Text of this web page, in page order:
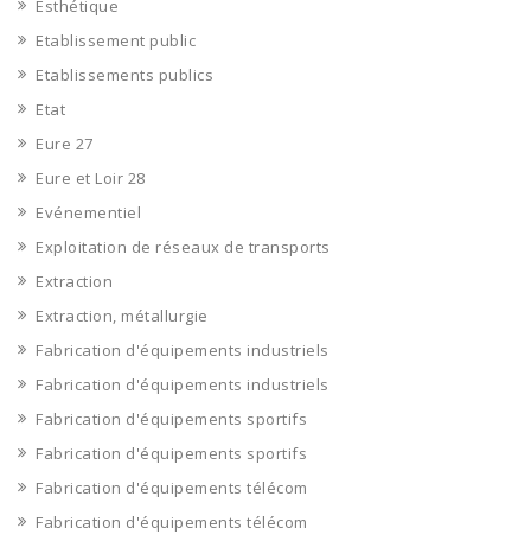
Esthétique
Etablissement public
Etablissements publics
Etat
Eure 27
Eure et Loir 28
Evénementiel
Exploitation de réseaux de transports
Extraction
Extraction, métallurgie
Fabrication d'équipements industriels
Fabrication d'équipements industriels
Fabrication d'équipements sportifs
Fabrication d'équipements sportifs
Fabrication d'équipements télécom
Fabrication d'équipements télécom